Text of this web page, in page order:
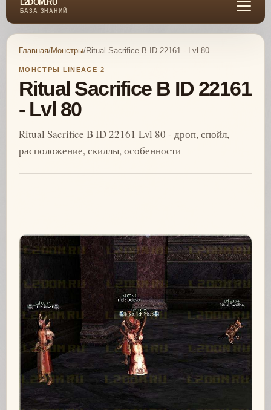
L2DOM.RU
БАЗА ЗНАНИЙ
Главная/Монстры/Ritual Sacrifice B ID 22161 - Lvl 80
МОНСТРЫ LINEAGE 2
Ritual Sacrifice B ID 22161
- Lvl 80
Ritual Sacrifice B ID 22161 Lvl 80 - дроп, спойл,
расположение, скиллы, особенности